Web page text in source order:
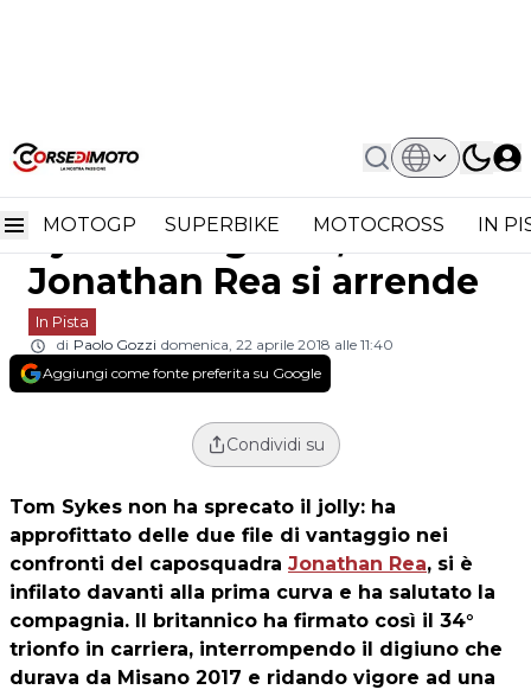
MOTOGP SUPERBIKE MOTOCROSS IN
Home In Pista
Superbike Assen: Tom Sykes Che Gara
Superbike Assen: Tom
Sykes che gara 2,
Jonathan Rea si arrende
In Pista
di Paolo Gozzi domenica, 22 aprile 2018 alle 11:40
Aggiungi come fonte preferita su Google
Condividi su
Tom Sykes non ha sprecato il jolly: ha
approfittato delle due file di vantaggio nei
confronti del caposquadra Jonathan Rea, si è
infilato davanti alla prima curva e ha salutato la
compagnia. Il britannico ha firmato così il 34°
trionfo in carriera, interrompendo il digiuno che
durava da Misano 2017 e ridando vigore ad una